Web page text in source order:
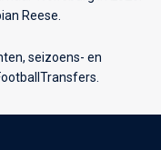
Reese.
seizoens- en